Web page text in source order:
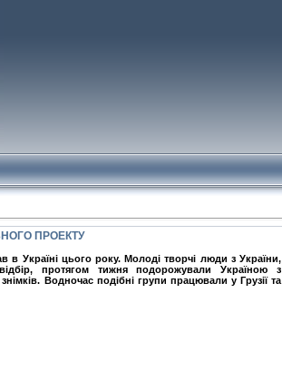
ПРОЕКТУ
в Україні цього року. Молоді творчі люди з України,
протягом тижня подорожували Україною з
Водночас подібні групи працювали у Грузії та